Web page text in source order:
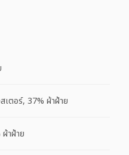
เตอร์, 37% ผ้าฝ้าย
าฝ้าย